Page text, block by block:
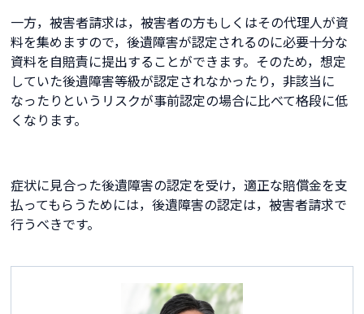
一方，被害者請求は，被害者の方もしくはその代理人が資
料を集めますので，後遺障害が認定されるのに必要十分な
資料を自賠責に提出することができます。そのため，想定
していた後遺障害等級が認定されなかったり，非該当に
なったりというリスクが事前認定の場合に比べて格段に低
くなります。
症状に見合った後遺障害の認定を受け，適正な賠償金を支
払ってもらうためには，後遺障害の認定は，被害者請求で
行うべきです。